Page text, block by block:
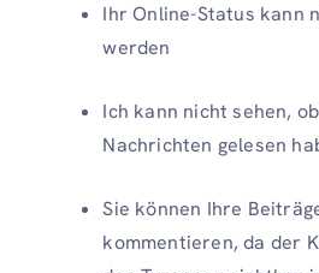
Ihr Online-Status kann
werden
Ich kann nicht sehen,
Nachrichten gelesen
Sie können Ihre
kommentieren, da der